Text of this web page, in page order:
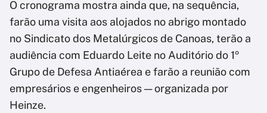
O cronograma mostra ainda que, na sequência,
farão uma visita aos alojados no abrigo montado
no Sindicato dos Metalúrgicos de Canoas, terão a
audiência com Eduardo Leite no Auditório do 1º
Grupo de Defesa Antiaérea e farão a reunião com
empresários e engenheiros — organizada por
Heinze.